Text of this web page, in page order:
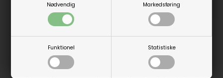
Nødvendig Markedsføring
Funktionel Statistiske
Beskrivelse
Thrasher Hood Flame Unisex.
Super fed sort hættetrøje. Hættetrøjen har det klassiske flamme
Thrasher logo på fronten.